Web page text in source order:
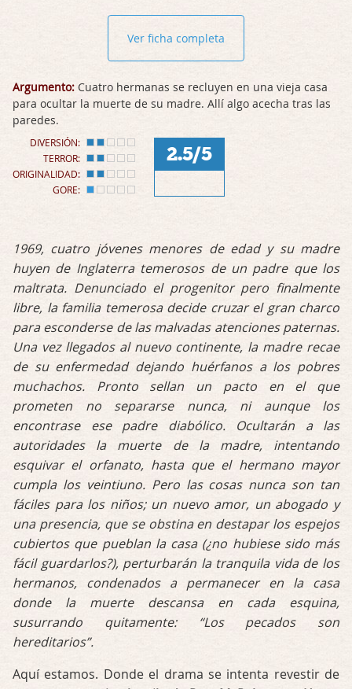
Ver ficha completa
Argumento: Cuatro hermanas se recluyen en una vieja casa
para ocultar la muerte de su madre. Allí algo acecha tras las
paredes.
DIVERSIÓN:
TERROR:
ORIGINALIDAD:
GORE:
2.5/5
1969, cuatro jóvenes menores de edad y su madre
huyen de Inglaterra temerosos de un padre que los
maltrata. Denunciado el progenitor pero finalmente
libre, la familia temerosa decide cruzar el gran charco
para esconderse de las malvadas atenciones paternas.
Una vez llegados al nuevo continente, la madre recae
de su enfermedad dejando huérfanos a los pobres
muchachos. Pronto sellan un pacto en el que
prometen no separarse nunca, ni aunque los
encontrase ese padre diabólico. Ocultarán a las
autoridades la muerte de la madre, intentando
esquivar el orfanato, hasta que el hermano mayor
cumpla los veintiuno. Pero las cosas nunca son tan
fáciles para los niños; un nuevo amor, un abogado y
una presencia, que se obstina en destapar los espejos
cubiertos que pueblan la casa (¿no hubiese sido más
fácil guardarlos?), perturbarán la tranquila vida de los
hermanos, condenados a permanecer en la casa
donde la muerte descansa en cada esquina,
susurrando quitamente: “Los pecados son
hereditarios”.
Aquí estamos. Donde el drama se intenta revestir de